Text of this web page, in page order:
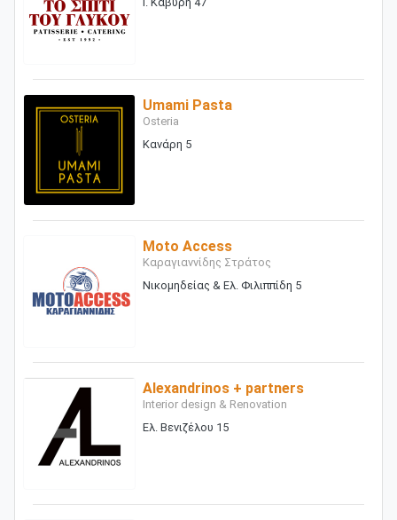
Umami Pasta
Osteria
Κανάρη 5
Moto Access
Καραγιαννίδης Στράτος
Νικομηδείας & Ελ. Φιλιππίδη 5
Alexandrinos + partners
Interior design & Renovation
Ελ. Βενιζέλου 15